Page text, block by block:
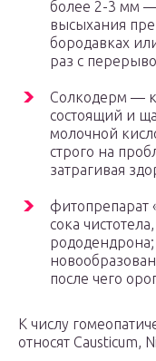
более 2-3 мм
высыхания
бородавках
раз с
Солкодерм —
состоящий и
молочной
строго на
затрагивая
фитопрепарат
сока
после чего
К числу
относят Causticum,